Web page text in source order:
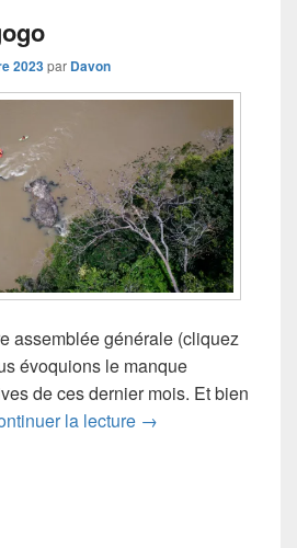
2023par Davon
assemblée générale (cliquez
évoquions le manque
de ces dernier mois. Et bien
la lecture Eaux vives à gogo
→